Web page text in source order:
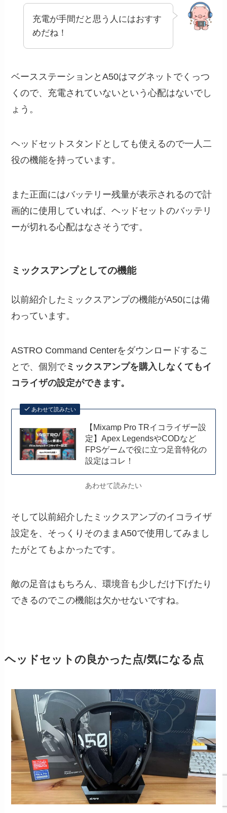
充電が手間だと思う人にはおすす
めだね！
ベースステーションとA50はマグネットでくっつ
くので、充電されていないという心配はないでし
ょう。
ヘッドセットスタンドとしても使えるので一人二
役の機能を持っています。
また正面にはバッテリー残量が表示されるので計
画的に使用していれば、ヘッドセットのバッテリ
ーが切れる心配はなさそうです。
ミックスアンプとしての機能
以前紹介したミックスアンプの機能がA50には備
わっています。
ASTRO Command Centerをダウンロードするこ
とで、個別でミックスアンプを購入しなくてもイ
コライザの設定ができます。
あわせて読みたい
【Mixamp Pro TRイコライザー設
定】Apex LegendsやCODなど
FPSゲームで役に立つ足音特化の
設定はコレ！
あわせて読みたい
そして以前紹介したミックスアンプのイコライザ
設定を、そっくりそのままA50で使用してみまし
たがとてもよかったです。
敵の足音はもちろん、環境音も少しだけ下げたり
できるのでこの機能は欠かせないですね。
ヘッドセットの良かった点/気になる点